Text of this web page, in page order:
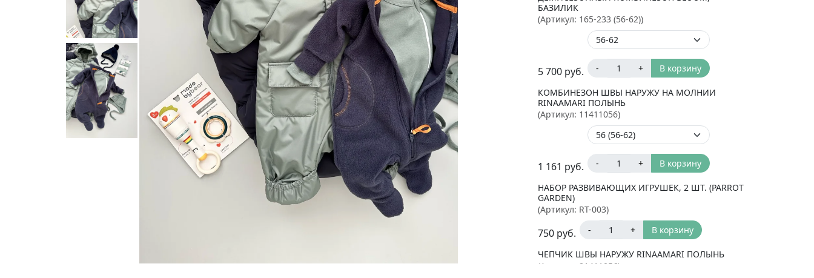
БАЗИЛИК
(Артикул: 165-233 (56-62))
5 700 руб. - + В корзину
КОМБИНЕЗОН ШВЫ НАРУЖУ НА МОЛНИИ
RINAAMARI ПОЛЫНЬ
(Артикул: 11411056)
1 161 руб. - + В корзину
НАБОР РАЗВИВАЮЩИХ ИГРУШЕК, 2 ШТ. (PARROT
GARDEN)
(Артикул: RT-003)
750 руб. - + В корзину
ЧЕПЧИК ШВЫ НАРУЖУ RINAAMARI ПОЛЫНЬ
(Артикул:
81411056)